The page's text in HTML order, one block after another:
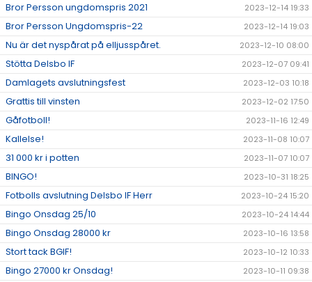
Bror Persson ungdomspris 2021 2023-12-14 19:33
Bror Persson Ungdomspris-22 2023-12-14 19:03
Nu är det nyspårat på elljusspåret. 2023-12-10 08:00
Stötta Delsbo IF 2023-12-07 09:41
Damlagets avslutningsfest 2023-12-03 10:18
Grattis till vinsten 2023-12-02 17:50
Gåfotboll! 2023-11-16 12:49
Kallelse! 2023-11-08 10:07
31 000 kr i potten 2023-11-07 10:07
BINGO! 2023-10-31 18:25
Fotbolls avslutning Delsbo IF Herr 2023-10-24 15:20
Bingo Onsdag 25/10 2023-10-24 14:44
Bingo Onsdag 28000 kr 2023-10-16 13:58
Stort tack BGIF! 2023-10-12 10:33
Bingo 27000 kr Onsdag! 2023-10-11 09:38